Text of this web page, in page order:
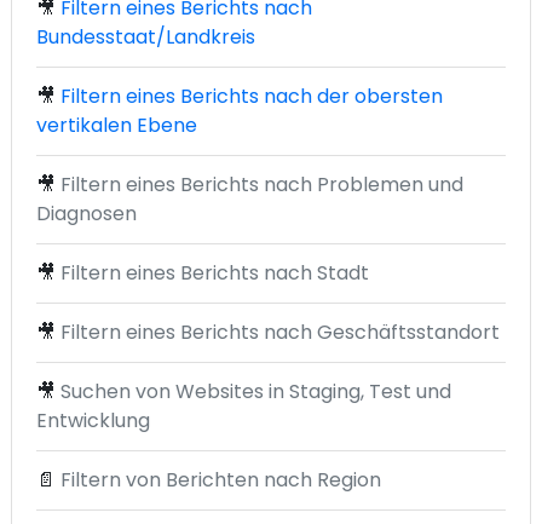
🎥 Filtern eines Berichts nach
Bundesstaat/Landkreis
🎥 Filtern eines Berichts nach der obersten
vertikalen Ebene
🎥 Filtern eines Berichts nach Problemen und
Diagnosen
🎥 Filtern eines Berichts nach Stadt
🎥 Filtern eines Berichts nach Geschäftsstandort
🎥 Suchen von Websites in Staging, Test und
Entwicklung
📄 Filtern von Berichten nach Region